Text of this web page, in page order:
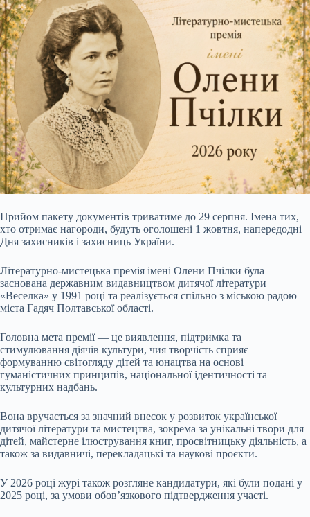
Прийом пакету документів триватиме до 29 серпня. Імена тих,
хто отримає нагороди, будуть оголошені 1 жовтня, напередодні
Дня захисників і захисниць України.
Літературно-мистецька премія імені Олени Пчілки була
заснована державним видавництвом дитячої літератури
«Веселка» у 1991 році та реалізується спільно з міською радою
міста Гадяч Полтавської області.
Головна мета премії — це виявлення, підтримка та
стимулювання діячів культури, чия творчість сприяє
формуванню світогляду дітей та юнацтва на основі
гуманістичних принципів, національної ідентичності та
культурних надбань.
Вона вручається за значний внесок у розвиток української
дитячої літератури та мистецтва, зокрема за унікальні твори для
дітей, майстерне ілюстрування книг, просвітницьку діяльність, а
також за видавничі, перекладацькі та наукові проєкти.
У 2026 році журі також розгляне кандидатури, які були подані у
2025 році, за умови обов’язкового підтвердження участі.